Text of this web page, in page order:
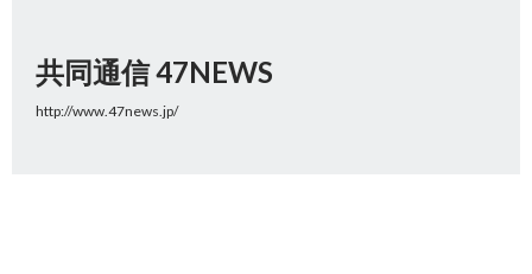
共同通信 47NEWS
http://www.47news.jp/